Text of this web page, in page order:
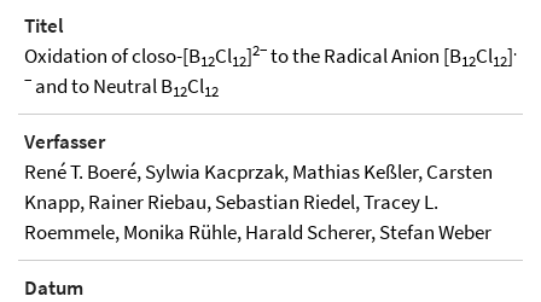
Titel
Oxidation of closo-[B12Cl12]2−to the Radical Anion [B12Cl12].
− and to Neutral B12Cl12
Verfasser
René T. Boeré, Sylwia Kacprzak, Mathias Keßler, Carsten
Knapp, Rainer Riebau, Sebastian Riedel, Tracey L.
Roemmele, Monika Rühle, Harald Scherer, Stefan Weber
Datum